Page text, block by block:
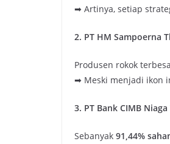
➡ Artinya, setiap
2. PT HM Sampoerna
Produsen rokok
➡ Meski menjadi ikon
3. PT Bank CIMB Niaga
Sebanyak 91,44%